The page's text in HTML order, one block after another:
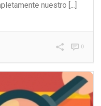
nuestro [...]
0